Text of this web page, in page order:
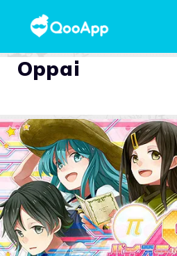
Oppai